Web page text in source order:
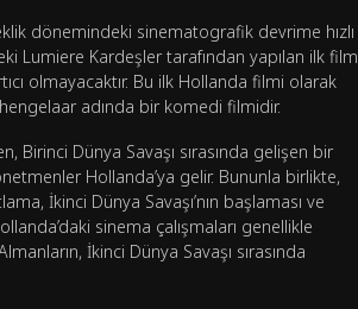
dönemindeki sinematografik devrime hızlı
Lumiere Kardeşler tarafından yapılan ilk film
olmayacaktır. Bu ilk Hollanda filmi olarak
adında bir komedi filmidir.
Birinci Dünya Savaşı sırasında gelişen bir
Hollanda’ya gelir. Bununla birlikte,
İkinci Dünya Savaşı’nın başlaması ve
sinema çalışmaları genellikle
İkinci Dünya Savaşı sırasında